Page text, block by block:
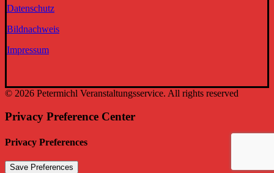
Datenschutz
Bildnachweis
Impressum
© 2026 Petermichl Veranstaltungsservice. All rights reserved
Privacy Preference Center
Privacy Preferences